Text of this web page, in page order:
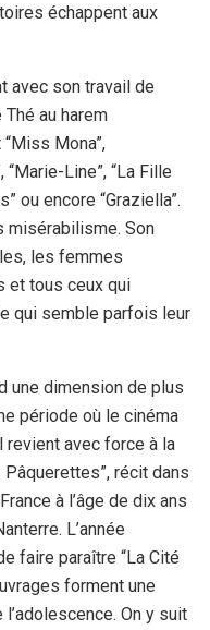
échappent aux
avec son travail de
au harem
Mona”,
“Marie-Line”, “La Fille
ou encore “Graziella”.
misérabilisme. Son
les femmes
et tous ceux qui
qui semble parfois leur
une dimension de plus
période où le cinéma
revient avec force à la
Pâquerettes”, récit dans
à l’âge de dix ans
L’année
faire paraître “La Cité
forment une
On y suit